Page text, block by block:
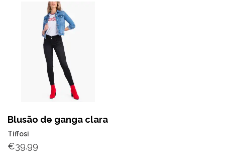
Blusão de ganga clara
Tiffosi
€39.99